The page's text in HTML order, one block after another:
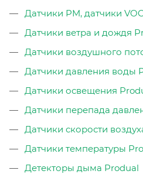
Датчики PM, датчики
Датчики ветра и дождя
Датчики воздушного
Датчики давления воды
Датчики освещения
Датчики перепада
Датчики скорости
Датчики температуры
Детекторы дыма Produal